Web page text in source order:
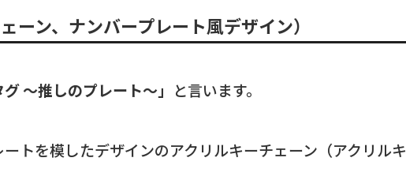
ーン、ナンバープレート風デザイン）
〜推しのプレート〜」 と言います。
トを模したデザインのアクリルキーチェーン（アクリルキ